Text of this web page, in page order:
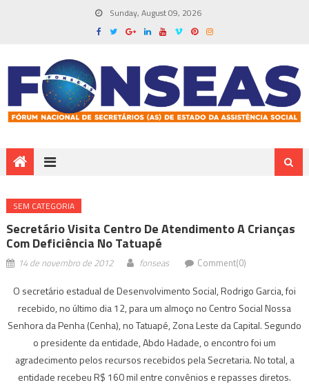
Sunday, August 09, 2026
SEM CATEGORIA
Secretário Visita Centro De Atendimento A Crianças
Com Deficiência No Tatuapé
14 de novembro de 2012 fonseas Comment(0)
O secretário estadual de Desenvolvimento Social, Rodrigo Garcia, foi
recebido, no último dia 12, para um almoço no Centro Social Nossa
Senhora da Penha (Cenha), no Tatuapé, Zona Leste da Capital. Segundo
o presidente da entidade, Abdo Hadade, o encontro foi um
agradecimento pelos recursos recebidos pela Secretaria. No total, a
entidade recebeu R$ 160 mil entre convênios e repasses diretos.